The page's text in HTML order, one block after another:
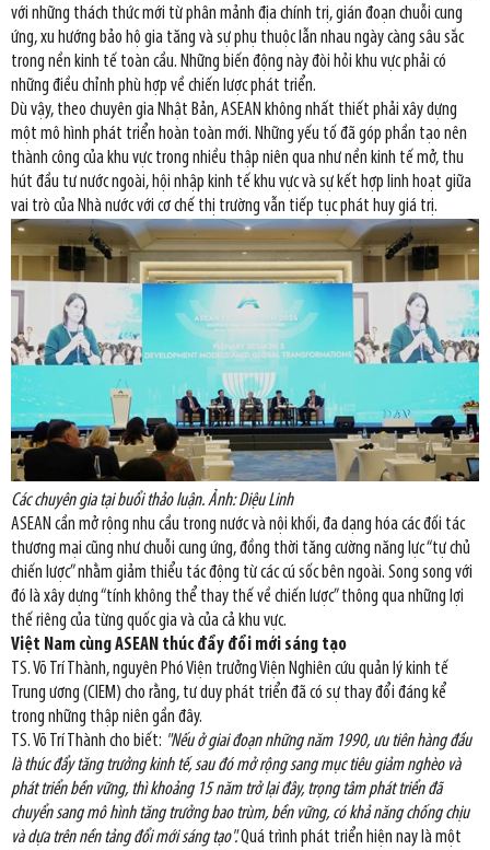
với những thách thức mới từ phân mảnh địa chính trị, gián đoạn chuỗi cung
ứng, xu hướng bảo hộ gia tăng và sự phụ thuộc lẫn nhau ngày càng sâu sắc
trong nền kinh tế toàn cầu. Những biến động này đòi hỏi khu vực phải có
những điều chỉnh phù hợp về chiến lược phát triển.
Dù vậy, theo chuyên gia Nhật Bản, ASEAN không nhất thiết phải xây dựng
một mô hình phát triển hoàn toàn mới. Những yếu tố đã góp phần tạo nên
thành công của khu vực trong nhiều thập niên qua như nền kinh tế mở, thu
hút đầu tư nước ngoài, hội nhập kinh tế khu vực và sự kết hợp linh hoạt giữa
vai trò của Nhà nước với cơ chế thị trường vẫn tiếp tục phát huy giá trị.
Các chuyên gia tại buổi thảo luận. Ảnh: Diệu Linh
ASEAN cần mở rộng nhu cầu trong nước và nội khối, đa dạng hóa các đối tác
thương mại cũng như chuỗi cung ứng, đồng thời tăng cường năng lực “tự chủ
chiến lược” nhằm giảm thiểu tác động từ các cú sốc bên ngoài. Song song với
đó là xây dựng “tính không thể thay thế về chiến lược” thông qua những lợi
thế riêng của từng quốc gia và của cả khu vực.
Việt Nam cùng ASEAN thúc đẩy đổi mới sáng tạo
TS. Võ Trí Thành, nguyên Phó Viện trưởng Viện Nghiên cứu quản lý kinh tế
Trung ương (CIEM) cho rằng, tư duy phát triển đã có sự thay đổi đáng kể
trong những thập niên gần đây.
TS. Võ Trí Thành cho biết: "Nếu ở giai đoạn những năm 1990, ưu tiên hàng đầu
là thúc đẩy tăng trưởng kinh tế, sau đó mở rộng sang mục tiêu giảm nghèo và
phát triển bền vững, thì khoảng 15 năm trở lại đây, trọng tâm phát triển đã
chuyển sang mô hình tăng trưởng bao trùm, bền vững, có khả năng chống chịu
và dựa trên nền tảng đổi mới sáng tạo".Quá trình phát triển hiện nay là một